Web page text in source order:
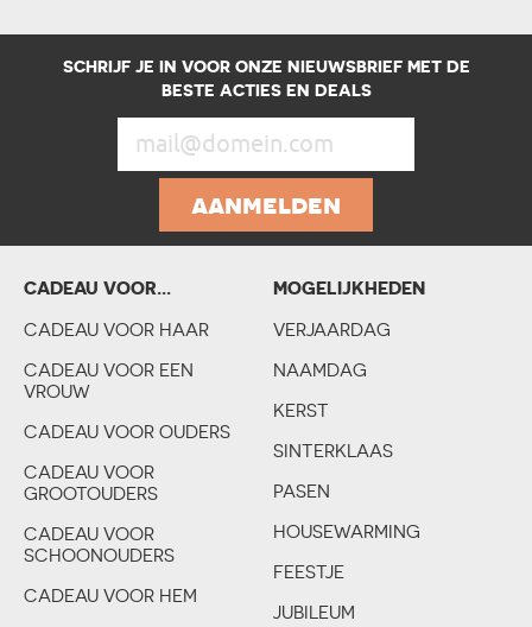
SCHRIJF JE IN VOOR ONZE NIEUWSBRIEF MET DE
BESTE ACTIES EN DEALS
aanmelden
CADEAU VOOR...
CADEAU VOOR HAAR
CADEAU VOOR EEN
VROUW
CADEAU VOOR OUDERS
CADEAU VOOR
GROOTOUDERS
CADEAU VOOR
SCHOONOUDERS
CADEAU VOOR HEM
KOPPEL
HOBBY & BEROEP
MOGELIJKHEDEN
VERJAARDAG
NAAMDAG
KERST
SINTERKLAAS
PASEN
HOUSEWARMING
FEESTJE
JUBILEUM